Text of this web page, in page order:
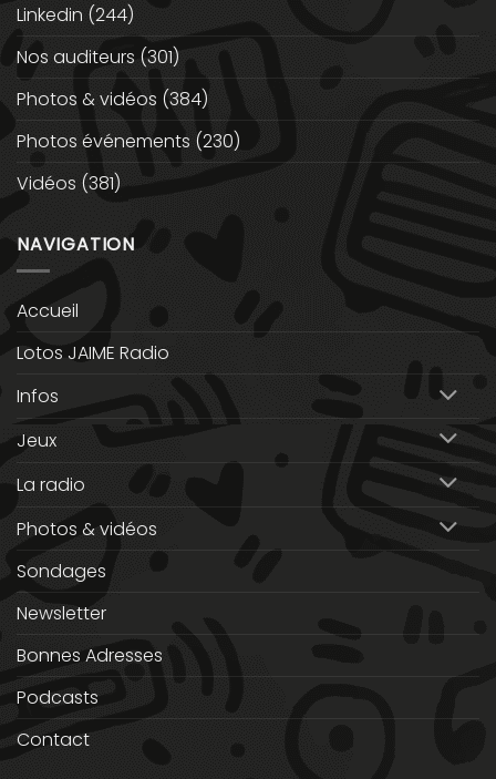
Linkedin (244)
Nos auditeurs (301)
Photos & vidéos (384)
Photos événements (230)
Vidéos (381)
NAVIGATION
Accueil
Lotos JAIME Radio
Infos
Jeux
La radio
Photos & vidéos
Sondages
Newsletter
Bonnes Adresses
Podcasts
Contact